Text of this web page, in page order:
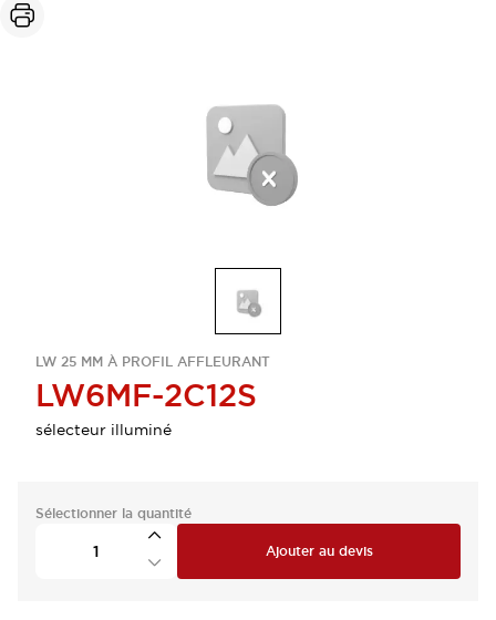
LW 25 MM À PROFIL AFFLEURANT
LW6MF-2C12S
sélecteur illuminé
Sélectionner la quantité
Ajouter au devis